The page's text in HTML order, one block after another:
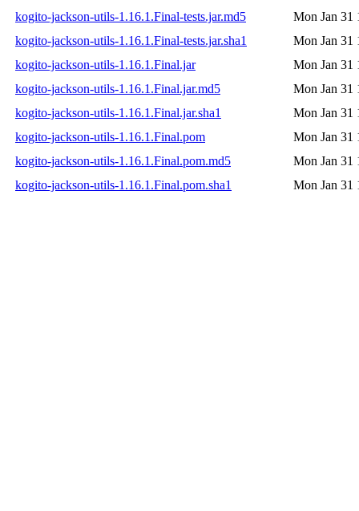
kogito-jackson-utils-1.16.1.Final-tests.jar.md5
Mon Jan 31
kogito-jackson-utils-1.16.1.Final-tests.jar.sha1
Mon Jan 31
kogito-jackson-utils-1.16.1.Final.jar
Mon Jan 31
kogito-jackson-utils-1.16.1.Final.jar.md5
Mon Jan 31
kogito-jackson-utils-1.16.1.Final.jar.sha1
Mon Jan 31
kogito-jackson-utils-1.16.1.Final.pom
Mon Jan 31
kogito-jackson-utils-1.16.1.Final.pom.md5
Mon Jan 31
kogito-jackson-utils-1.16.1.Final.pom.sha1
Mon Jan 31